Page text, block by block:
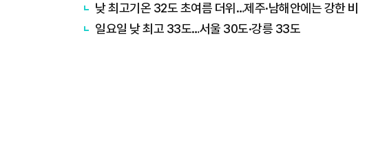
낮 최고기온 32도 초여름 더위…제주·남해안에는 강한 비
일요일 낮 최고 33도…서울 30도·강릉 33도